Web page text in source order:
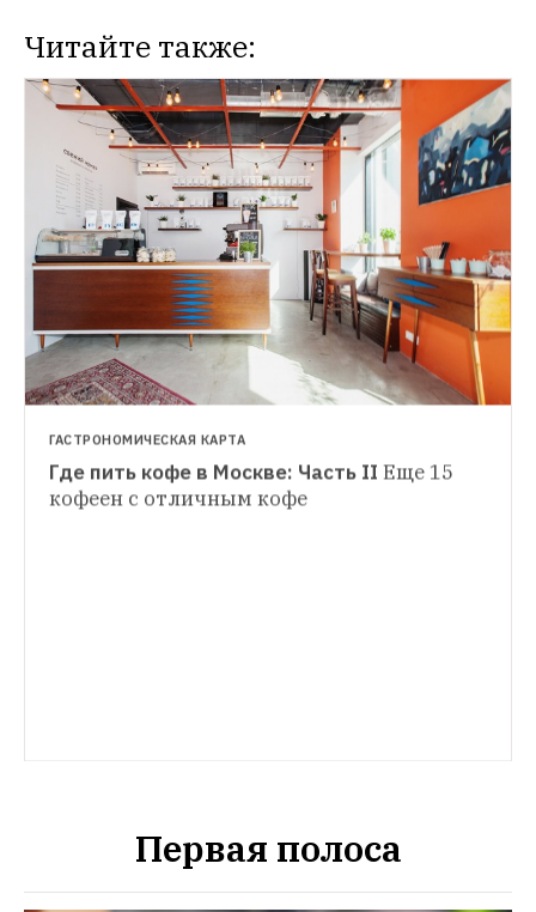
Читайте также:
ГАСТРОНОМИЧЕСКАЯ КАРТА
Где пить кофе в Москве: Часть II Еще 15
кофеен с отличным кофе
Первая полоса